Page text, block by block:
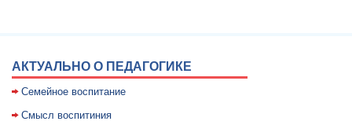
АКТУАЛЬНО О ПЕДАГОГИКЕ
Семейное воспитание
Смысл воспитиния